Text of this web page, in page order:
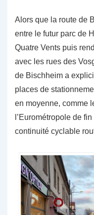
Alors que la route de
entre le futur parc de
Quatre Vents puis
avec les rues des
de Bischheim a
places de
en moyenne, comme
l’Eurométropole de
continuité cyclable